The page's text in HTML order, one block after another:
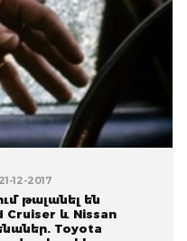
12-2017
թալանել են
Cruiser և Nissan
Toyota